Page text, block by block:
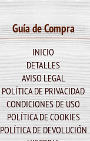
Guía de Compra
INICIO
DETALLES
AVISO LEGAL
POLÍTICA DE PRIVACIDAD
CONDICIONES DE USO
POLÍTICA DE COOKIES
POLÍTICA DE DEVOLUCIÓN